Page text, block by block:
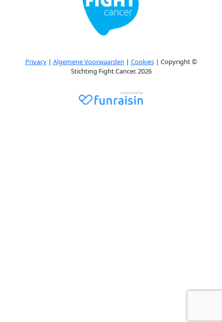
Privacy| Algemene Voorwaarden | Cookies| Copyright ©
Stichting Fight Cancer. 2026